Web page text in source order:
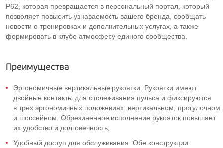
P62, которая превращается в персональный портал, который
позволяет повысить узнаваемость вашего бренда, сообщать
новости о тренировках и дополнительных услугах, а также
формировать в клубе атмосферу единого сообщества.
Преимущества
Эргономичные вертикальные рукоятки. Рукоятки имеют
двойные контакты для отслеживания пульса и фиксируются
в трех эргономичных положениях: вертикальном, прогулочном
и шоссейном. Обрезиненное исполнение рукояток повышает
их удобство и долговечность;
Удобный доступ для обслуживания. Обе конструкции